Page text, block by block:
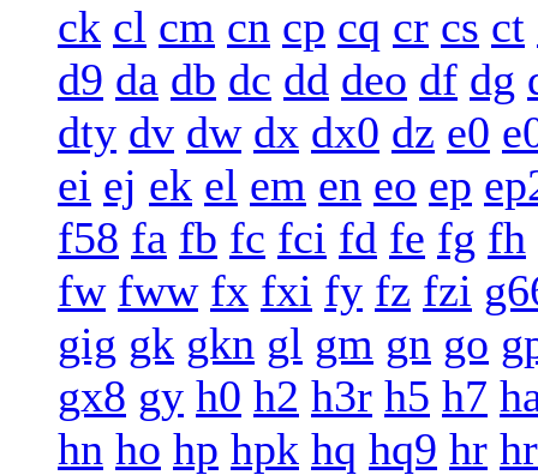
ck cl cm cn cp cq cr cs ct
d9 da db dc dd deo df dg
dty dv dw dx dx0 dz e0
ei ej ek el em en eo ep
f58 fa fb fc fci fd fe fg fh
fw fww fx fxi fy fz fzi
gig gk gkn gl gm gn go
gx8 gy h0 h2 h3r h5 h7
hn ho hp hpk hq hq9 hr